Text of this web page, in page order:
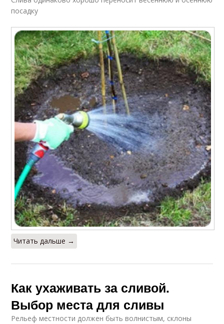
посадку
Читать дальше →
Как ухаживать за сливой.
Выбор места для сливы
Рельеф местности должен быть волнистым, склоны